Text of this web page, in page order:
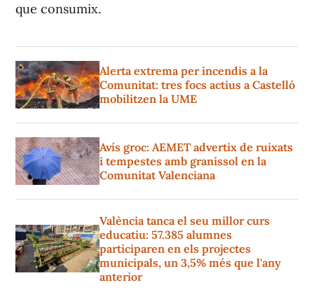
que consumix.
Alerta extrema per incendis a la
Comunitat: tres focs actius a Castelló
mobilitzen la UME
Avís groc: AEMET advertix de ruixats
i tempestes amb graníssol en la
Comunitat Valenciana
València tanca el seu millor curs
educatiu: 57.385 alumnes
participaren en els projectes
municipals, un 3,5% més que l'any
anterior